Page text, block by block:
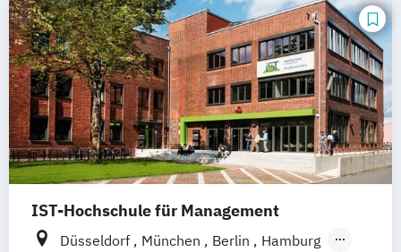
IST-Hochschule für Management
Düsseldorf München Berlin
Hamburg